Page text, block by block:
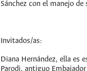
Sánchez con el manejo
Invitados/as:
Diana Hernández, ella es
Parodi, antiguo